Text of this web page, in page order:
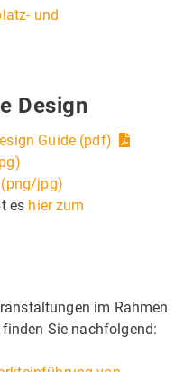
und
Design
Guide (pdf)
(png/jpg)
es hier zum
im Rahmen
Sie nachfolgend: